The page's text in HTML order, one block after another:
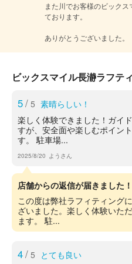
また川でお客様のビック
ております。
ありがとうございました。
ビックスマイル長瀞ラフテ
5/ 5 素晴らしい！
楽しく体験できました！ガイ
すが、安全面や楽しむポイン
す。 駐車場...
2025/8/20 ようさん
店舗からの返信が届きました！
この度は弊社ラフィティング
ざいました。楽しく体験いた
ます。 駐...
4/ 5 とても良い